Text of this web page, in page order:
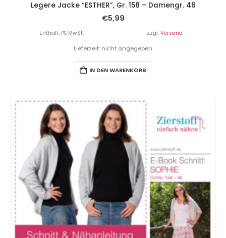
Legere Jacke “ESTHER”, Gr. 158 – Damengr. 46
€5,99
Enthält 7% MwSt. zzgl. Versand
Lieferzeit: nicht angegeben
IN DEN WARENKORB